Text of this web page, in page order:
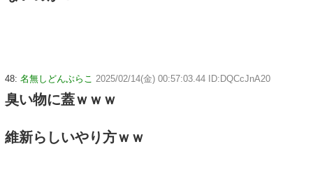
48: 名無しどんぶらこ 2025/02/14(金) 00:57:03.44 ID:DQCcJnA20
臭い物に蓋ｗｗｗ
維新らしいやり方ｗｗ